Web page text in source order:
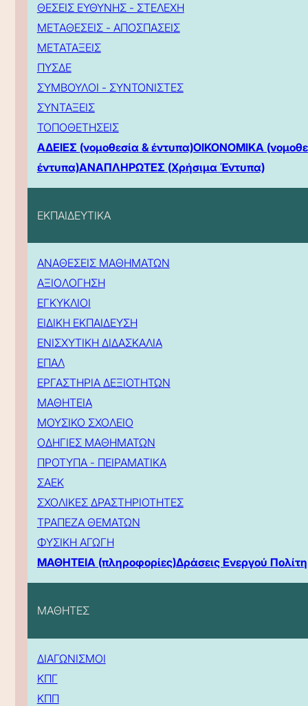
ΘΕΣΕΙΣ ΕΥΘΥΝΗΣ - ΣΤΕΛΕΧΗ
ΜΕΤΑΘΕΣΕΙΣ - ΑΠΟΣΠΑΣΕΙΣ
ΜΕΤΑΤΑΞΕΙΣ
ΠΥΣΔΕ
ΣΥΜΒΟΥΛΟΙ - ΣΥΝΤΟΝΙΣΤΕΣ
ΣΥΝΤΑΞΕΙΣ
ΤΟΠΟΘΕΤΗΣΕΙΣ
ΑΔΕΙΕΣ (νομοθεσία & έντυπα)ΟΙΚΟΝΟΜΙΚΑ
έντυπα)ΑΝΑΠΛΗΡΩΤΕΣ (Χρήσιμα Έντυπα)
ΕΚΠΑΙΔΕΥΤΙΚΑ
ΑΝΑΘΕΣΕΙΣ ΜΑΘΗΜΑΤΩΝ
ΑΞΙΟΛΟΓΗΣΗ
ΕΓΚΥΚΛΙΟΙ
ΕΙΔΙΚΗ ΕΚΠΑΙΔΕΥΣΗ
ΕΝΙΣΧΥΤΙΚΗ ΔΙΔΑΣΚΑΛΙΑ
ΕΠΑΛ
ΕΡΓΑΣΤΗΡΙΑ ΔΕΞΙΟΤΗΤΩΝ
ΜΑΘΗΤΕΙΑ
ΜΟΥΣΙΚΟ ΣΧΟΛΕΙΟ
ΟΔΗΓΙΕΣ ΜΑΘΗΜΑΤΩΝ
ΠΡΟΤΥΠΑ - ΠΕΙΡΑΜΑΤΙΚΑ
ΣΑΕΚ
ΣΧΟΛΙΚΕΣ ΔΡΑΣΤΗΡΙΟΤΗΤΕΣ
ΤΡΑΠΕΖΑ ΘΕΜΑΤΩΝ
ΦΥΣΙΚΗ ΑΓΩΓΗ
ΜΑΘΗΤΕΙΑ (πληροφορίες)Δράσεις Ενεργού Πολίτη
ΜΑΘΗΤΕΣ
ΔΙΑΓΩΝΙΣΜΟΙ
ΚΠΓ
ΚΠΠ